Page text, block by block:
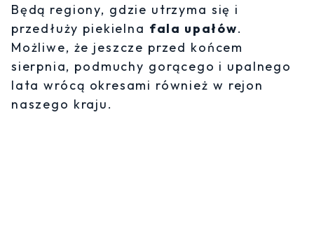
Będą regiony, gdzie utrzyma się i
przedłuży piekielna fala upałów.
Możliwe, że jeszcze przed końcem
sierpnia, podmuchy gorącego i upalnego
lata wrócą okresami również w rejon
naszego kraju.